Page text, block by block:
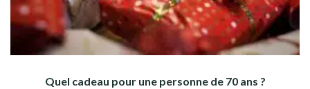
Quel cadeau pour une personne de 70 ans ?